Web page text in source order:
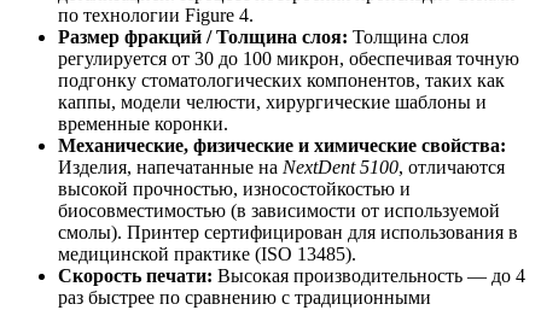
по технологии Figure 4.
Размер фракций / Толщина слоя: Толщина слоя
регулируется от 30 до 100 микрон, обеспечивая точную
подгонку стоматологических компонентов, таких как
каппы, модели челюсти, хирургические шаблоны и
временные коронки.
Механические, физические и химические свойства:
Изделия, напечатанные на NextDent 5100, отличаются
высокой прочностью, износостойкостью и
биосовместимостью (в зависимости от используемой
смолы). Принтер сертифицирован для использования в
медицинской практике (ISO 13485).
Скорость печати: Высокая производительность — до 4
раз быстрее по сравнению с традиционными